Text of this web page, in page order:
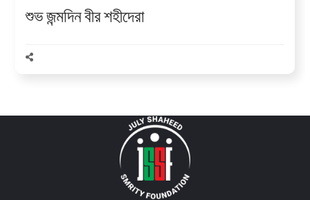
শুভ জন্মদিন বীর শহীদেরা